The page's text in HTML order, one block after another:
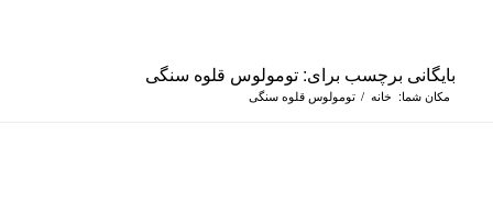
بایگانی برچسب برای: تومولوس قلوه سنگی
مکان شما: خانه / تومولوس قلوه سنگی